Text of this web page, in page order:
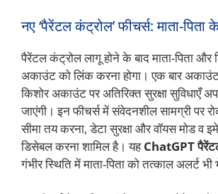
नए ‘पैरेंटल कंट्रोल’ फीचर्स: माता-
पैरेंटल कंट्रोल लागू होने के बाद माता-पिता और
अकाउंट को लिंक करना होगा। एक बार
किशोर अकाउंट पर अतिरिक्त सुरक्षा सुविधाएँ
जाएंगी। इन फीचर्स में संवेदनशील सामग्री पर
सीमा तय करना, डेटा सुरक्षा और वॉयस मोड व
डिसेबल करना शामिल है। यहChatGPT
गंभीर स्थिति में माता-पिता को तत्काल अलर्ट